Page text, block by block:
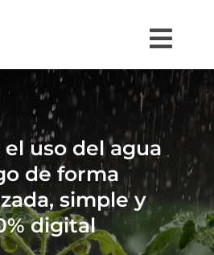
uso del agua
de forma
simple y
digital